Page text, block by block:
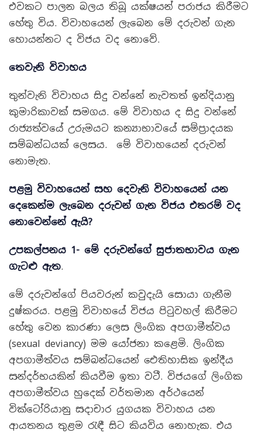
එවකට පාලන බලය තිබූ යක්ෂයන් පරාජය කිරීමට
හේතු විය. විවාහයෙන් ලැබෙන මේ දරුවන් ගැන
හොයන්නට ද විජය වද නොවේ.
තෙවැනි විවාහය
තුන්වැනි විවාහය සිදු වන්නේ නැවතත් ඉන්දියානු
කුමාරිකාවක් සමගය. මේ විවාහය ද සිදු වන්නේ
රාජ්‍යත්වයේ උරුමයට කන්‍යාභාවයේ සම්ප්‍රාදයක
සම්බන්ධයක් ලෙසය. මේ විවාහයෙන් දරුවන්
නොමැත.
පළමු විවාහයෙන් සහ දෙවැනි විවාහයෙන් යන
දෙකෙන්ම ලැබෙන දරුවන් ගැන විජය එතරම් වද
නොවෙන්නේ ඇයි?
උපකල්පනය 1- මේ දරුවන්ගේ සුජාතභාවය ගැන
ගැටළු ඇත.
මේ දරුවන්ගේ පියවරුන් කවුදැයි සොයා ගැනීම
දුෂ්කරය. පළමු විවාහයේ විජය පිටුවහල් කිරීමට
හේතු වෙන කාරණා ලෙස ලිංගික අපගාමීත්වය
(sexual deviancy) මම යෝජනා කළෙමි. ලිංගික
අපගාමීත්වය සම්බන්ධයෙන් ඓතිහාසික ඉන්දීය
සන්දර්භයකින් කියවීම ඉතා වටී. විජයගේ ලිංගික
අපගාමීත්වය හුදෙක් වර්තමාන අර්ථයෙන්
වික්ටෝරියානු සදාචාර යුගයක විවාහය යන
ආයතනය තුළම රැඳී සිට කියවිය නොහැක. එය